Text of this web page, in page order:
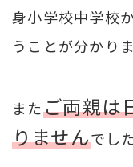
身小学校中学校
うことが分かりま
またご両親は
りませんでした